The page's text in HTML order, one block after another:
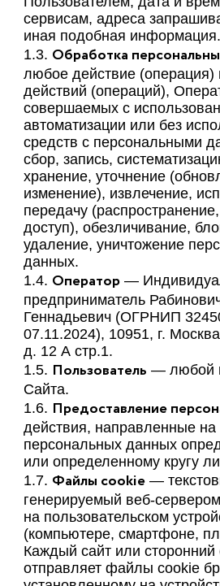
сервисам, адреса
иная подобная информация.
1.3. Обработка
любое действие (операция)
действий (операций),
совершаемых с
автоматизации или без
средств с персональными
сбор, запись,
хранение, уточнение
изменение), извлечение,
передачу
доступ), обезличивание,
удаление, уничтожение
данных.
1.4. Оператор —
предприниматель
Геннадьевич (ОГРНИП
07.11.2024), 10951, г.
д. 12 А стр.1.
1.5. Пользователь — любой
Сайта.
1.6. Предоставление
действия, направленные на
персональных данных
или определенному кругу
1.7. Файлы сookie —
генерируемый веб-
на пользовательском
(компьютере, смартфоне,
Каждый сайт или сторонний
отправляет файлы cookie